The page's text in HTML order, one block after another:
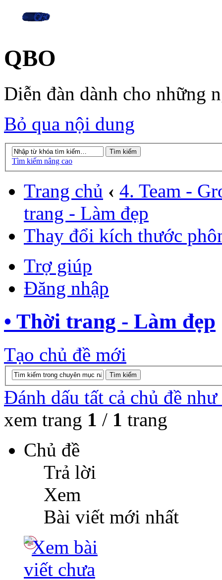
QBO
Diễn đàn dành cho những
Bỏ qua nội dung
Tìm kiếm nâng cao
Trang chủ ‹ 4. Team -
trang - Làm đẹp
Thay đổi kích thước
Trợ giúp
Đăng nhập
• Thời trang - Làm đẹp
Tạo chủ đề mới
Đánh dấu tất cả chủ đề
xem trang 1 / 1 trang
Chủ đề
Trả lời
Xem
Bài viết mới nhất